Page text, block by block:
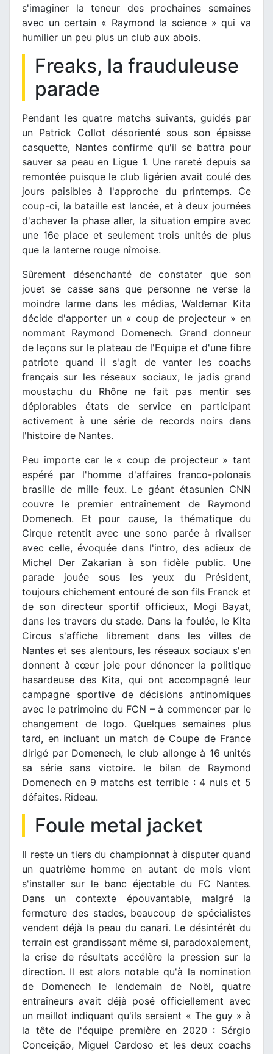
s'imaginer la teneur des prochaines semaines
avec un certain « Raymond la science » qui va
humilier un peu plus un club aux abois.
Freaks, la frauduleuse
parade
Pendant les quatre matchs suivants, guidés par
un Patrick Collot désorienté sous son épaisse
casquette, Nantes confirme qu'il se battra pour
sauver sa peau en Ligue 1. Une rareté depuis sa
remontée puisque le club ligérien avait coulé des
jours paisibles à l'approche du printemps. Ce
coup-ci, la bataille est lancée, et à deux journées
d'achever la phase aller, la situation empire avec
une 16e place et seulement trois unités de plus
que la lanterne rouge nîmoise.
Sûrement désenchanté de constater que son
jouet se casse sans que personne ne verse la
moindre larme dans les médias, Waldemar Kita
décide d'apporter un « coup de projecteur » en
nommant Raymond Domenech. Grand donneur
de leçons sur le plateau de l'Equipe et d'une fibre
patriote quand il s'agit de vanter les coachs
français sur les réseaux sociaux, le jadis grand
moustachu du Rhône ne fait pas mentir ses
déplorables états de service en participant
activement à une série de records noirs dans
l'histoire de Nantes.
Peu importe car le « coup de projecteur » tant
espéré par l'homme d'affaires franco-polonais
brasille de mille feux. Le géant étasunien CNN
couvre le premier entraînement de Raymond
Domenech. Et pour cause, la thématique du
Cirque retentit avec une sono parée à rivaliser
avec celle, évoquée dans l'intro, des adieux de
Michel Der Zakarian à son fidèle public. Une
parade jouée sous les yeux du Président,
toujours chichement entouré de son fils Franck et
de son directeur sportif officieux, Mogi Bayat,
dans les travers du stade. Dans la foulée, le Kita
Circus s'affiche librement dans les villes de
Nantes et ses alentours, les réseaux sociaux s'en
donnent à cœur joie pour dénoncer la politique
hasardeuse des Kita, qui ont accompagné leur
campagne sportive de décisions antinomiques
avec le patrimoine du FCN – à commencer par le
changement de logo. Quelques semaines plus
tard, en incluant un match de Coupe de France
dirigé par Domenech, le club allonge à 16 unités
sa série sans victoire. le bilan de Raymond
Domenech en 9 matchs est terrible : 4 nuls et 5
défaites. Rideau.
Foule metal jacket
Il reste un tiers du championnat à disputer quand
un quatrième homme en autant de mois vient
s'installer sur le banc éjectable du FC Nantes.
Dans un contexte épouvantable, malgré la
fermeture des stades, beaucoup de spécialistes
vendent déjà la peau du canari. Le désintérêt du
terrain est grandissant même si, paradoxalement,
la crise de résultats accélère la pression sur la
direction. Il est alors notable qu'à la nomination
de Domenech le lendemain de Noël, quatre
entraîneurs avait déjà posé officiellement avec
un maillot indiquant qu'ils seraient « The guy » à
la tête de l'équipe première en 2020 : Sérgio
Conceição, Miguel Cardoso et les deux coachs